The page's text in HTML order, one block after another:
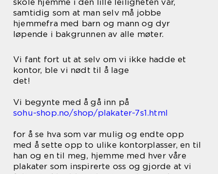
skole hjemme i den lille leiligheten vår,
samtidig som at man selv må jobbe
hjemmefra med barn og mann og dyr
løpende i bakgrunnen av alle møter.
Vi fant fort ut at selv om vi ikke hadde et
kontor, ble vi nødt til å lage
det!
Vi begynte med å gå inn på
sohu-shop.no/shop/plakater-7s1.html
for å se hva som var mulig og endte opp
med å sette opp to ulike kontorplasser, en til
han og en til meg, hjemme med hver våre
plakater som inspirerte oss og gjorde at vi